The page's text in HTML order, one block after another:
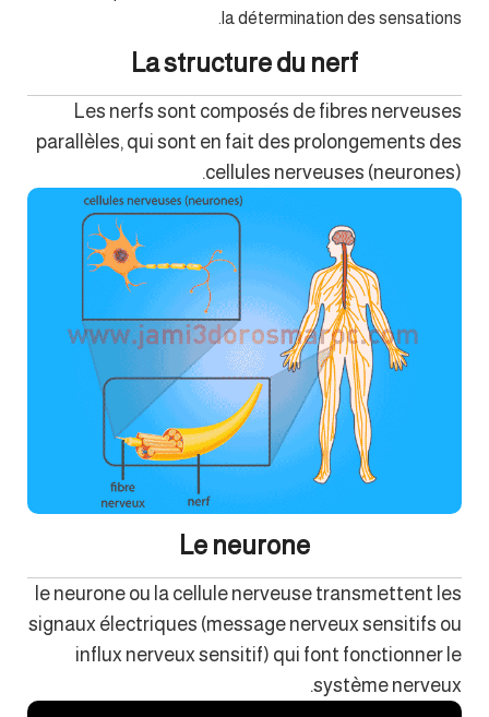
la détermination des sensations.
La structure du nerf
Les nerfs sont composés de fibres nerveuses
parallèles, qui sont en fait des prolongements des
cellules nerveuses (neurones).
Le neurone
le neurone ou la cellule nerveuse transmettent les
signaux électriques (message nerveux sensitifs ou
influx nerveux sensitif) qui font fonctionner le
système nerveux.